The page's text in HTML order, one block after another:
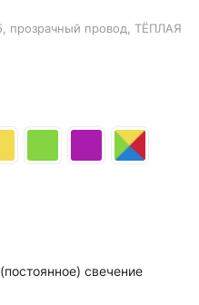
прозрачный провод, ТЁПЛАЯ
свечение